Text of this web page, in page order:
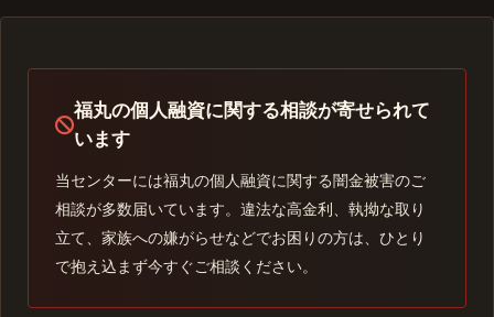
福丸の個人融資に関する相談が寄せられて
います
当センターには福丸の個人融資に関する闇金被害のご
相談が多数届いています。違法な高金利、執拗な取り
立て、家族への嫌がらせなどでお困りの方は、ひとり
で抱え込まず今すぐご相談ください。